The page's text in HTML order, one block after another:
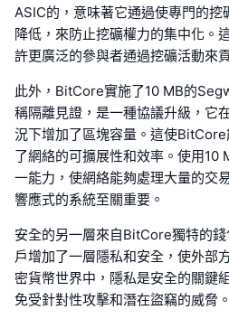
ASIC的，意味著它通過使專門的
降低，來防止挖礦權力的集中化。
許更廣泛的參與者通過挖礦活動來
此外，BitCore實施了10 MB的
稱隔離見證，是一種協議升級，它
況下增加了區塊容量。這使
了網絡的可擴展性和效率。使用10
一能力，使網絡能夠處理大量的交
響應式的系統至關重要。
安全的另一層來自BitCore獨特的
戶增加了一層隱私和安全，使外部
密貨幣世界中，隱私是安全的關鍵
免受針對性攻擊和潛在盜竊的威脅。